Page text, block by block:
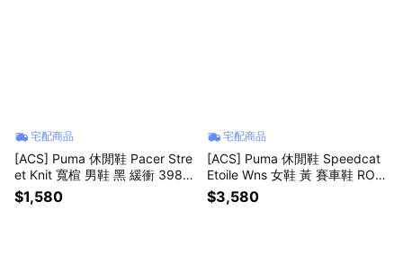
宅配商品
[ACS] Puma 休閒鞋 Pacer Stre
et Knit 寬楦 男鞋 黑 緩衝 3987
68-02
$1,580
宅配商品
[ACS] Puma 休閒鞋 Speedcat
Etoile Wns 女鞋 黃 賽車鞋 ROS
E著用 407673-01
$3,580